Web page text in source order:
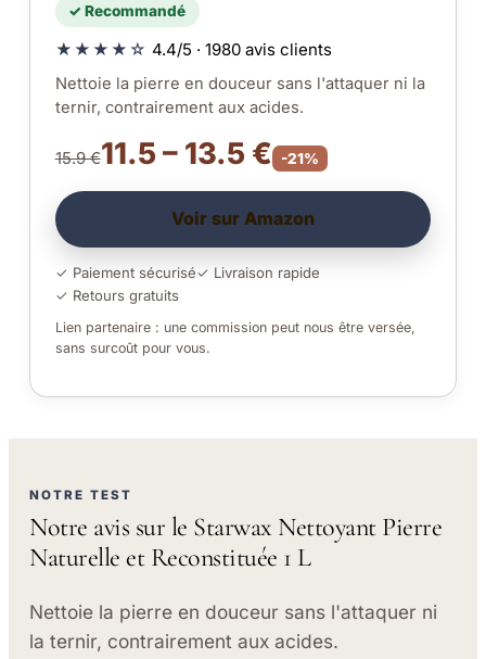
✓ Recommandé
★★★★☆ 4.4/5 · 1980 avis clients
Nettoie la pierre en douceur sans l'attaquer ni la
ternir, contrairement aux acides.
15.9 €11.5 – 13.5 € -21%
Voir sur Amazon
✓ Paiement sécurisé✓ Livraison rapide
✓ Retours gratuits
Lien partenaire : une commission peut nous être versée,
sans surcoût pour vous.
NOTRE TEST
Notre avis sur le Starwax Nettoyant Pierre
Naturelle et Reconstituée 1 L
Nettoie la pierre en douceur sans l'attaquer ni
la ternir, contrairement aux acides.